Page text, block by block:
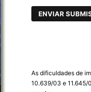
ENVIAR
As dificuldades de
10.639/03 e 11.645/